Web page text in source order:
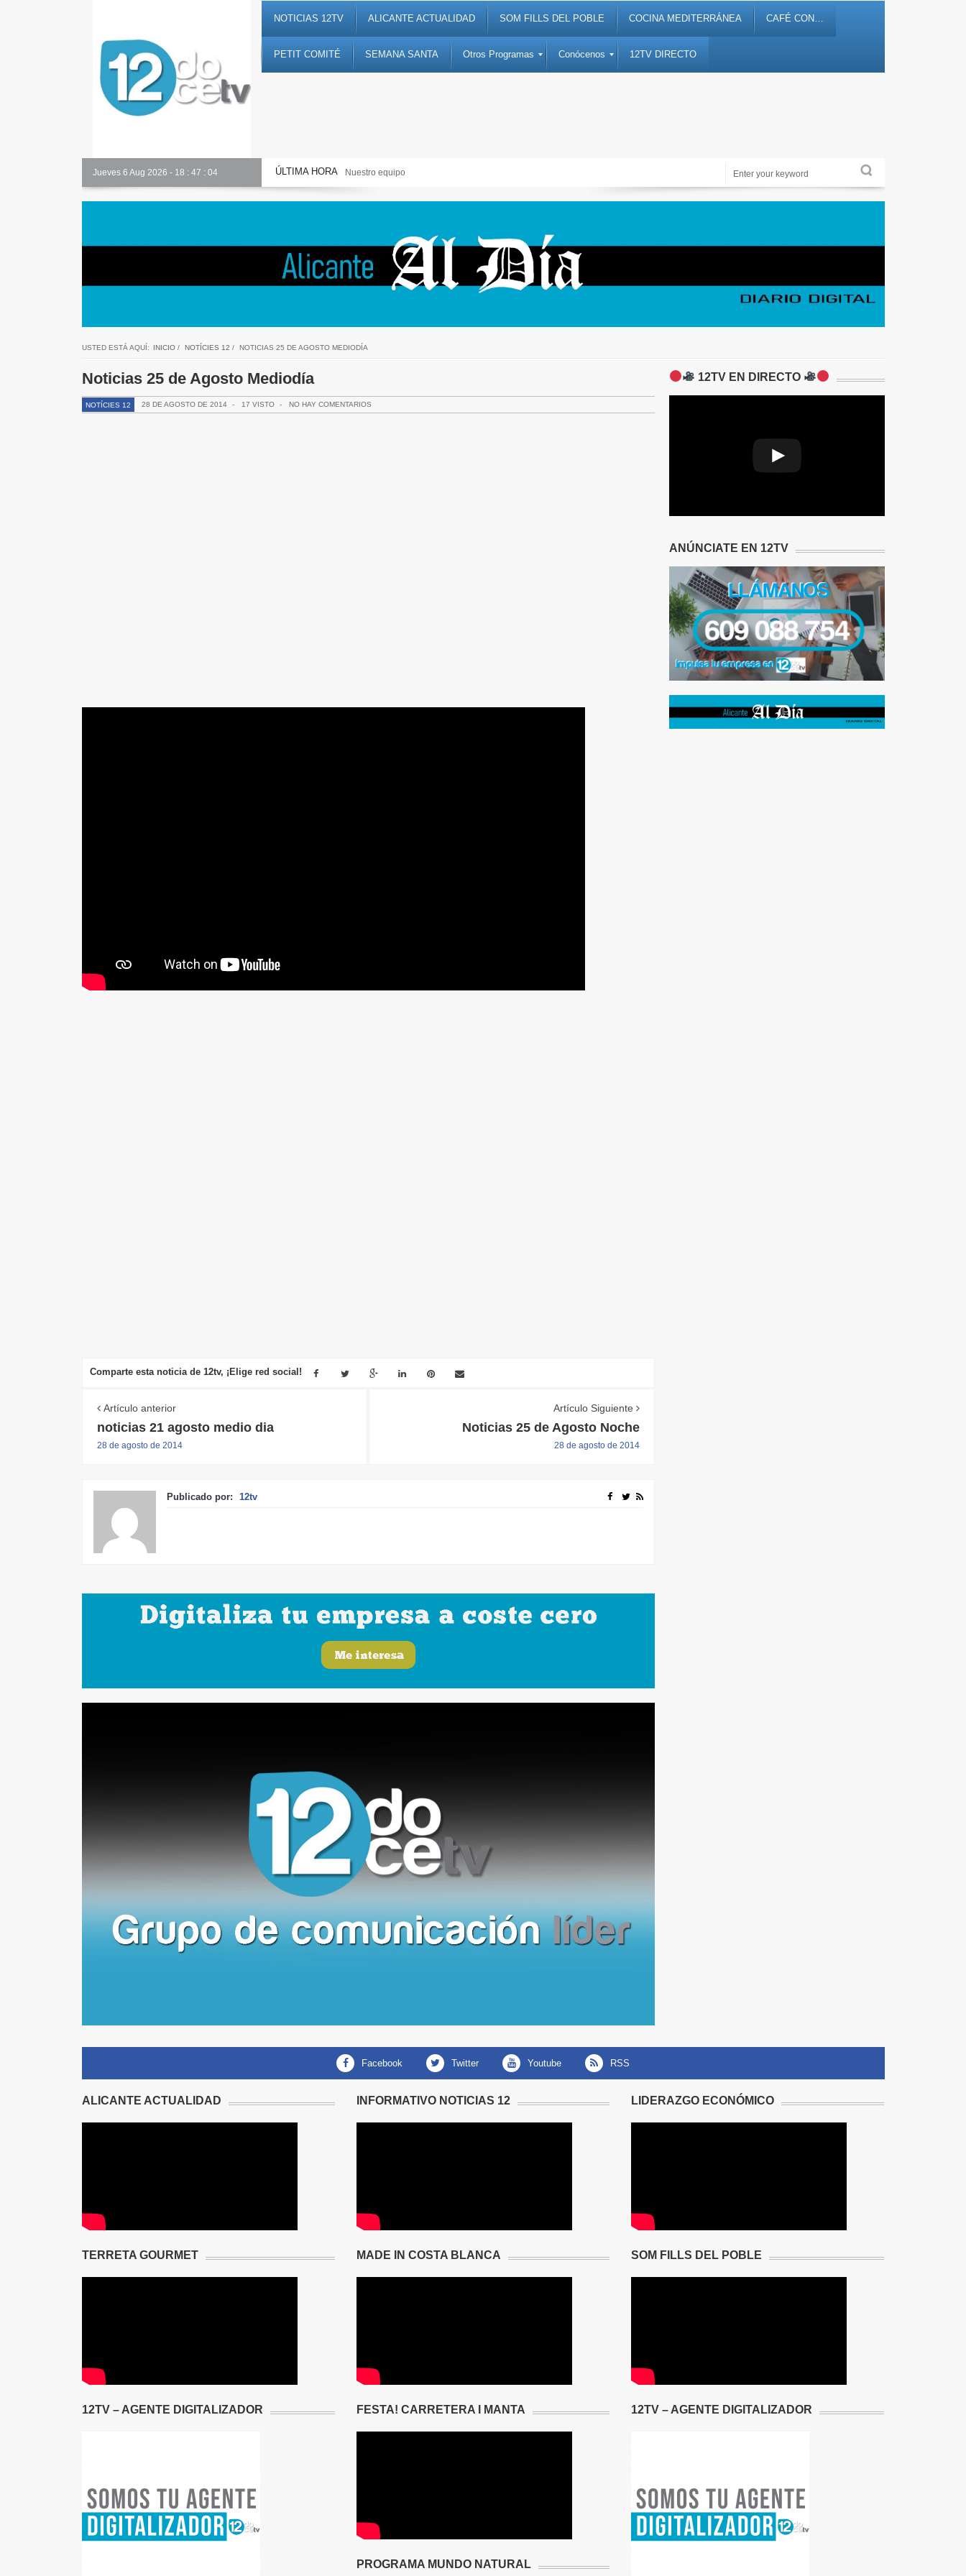
NOTICIAS 12TV ALICANTE ACTUALIDAD SOM FILLS DEL POBLE COCINA MEDITERRÁNEA CAFÉ CON…
PETIT COMITÉ SEMANA SANTA Otros Programas Conócenos 12TV DIRECTO
Jueves 6 Aug 2026 - 18 : 47 : 05 ÚLTIMA HORA
Nuestro equipo Semana Santa Alicante Actualidad
USTED ESTÁ AQUÍ: INICIO/ NOTÍCIES 12 / NOTICIAS 25 DE AGOSTO MEDIODÍA
Noticias 25 de Agosto Mediodía
NOTÍCIES 12 28 DE AGOSTO DE 2014 - 17 VISTO - NO HAY COMENTARIOS
Comparte esta noticia de 12tv, ¡Elige red social!
Artículo anterior
noticias 21 agosto medio dia
28 de agosto de 2014
Artículo Siguiente
Noticias 25 de Agosto Noche
28 de agosto de 2014
Publicado por: 12tv
12TV EN DIRECTO
Play
ANÚNCIATE EN 12TV
facebook twitter youtube RSS
ALICANTE ACTUALIDAD
TERRETA GOURMET
12TV – AGENTE DIGITALIZADOR
INFORMATIVO NOTICIAS 12
MADE IN COSTA BLANCA
FESTA! CARRETERA I MANTA
PROGRAMA MUNDO NATURAL
LIDERAZGO ECONÓMICO
SOM FILLS DEL POBLE
12TV – AGENTE DIGITALIZADOR